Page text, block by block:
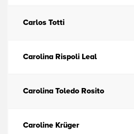
Carlos Totti
Carolina Rispoli Leal
Carolina Toledo Rosito
Caroline Krüger